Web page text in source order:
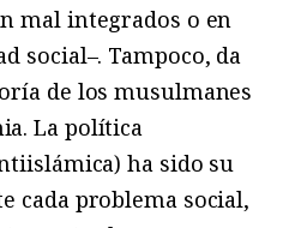
mal integrados o en
social–. Tampoco, da
de los musulmanes
La política
ha sido su
cada problema social,